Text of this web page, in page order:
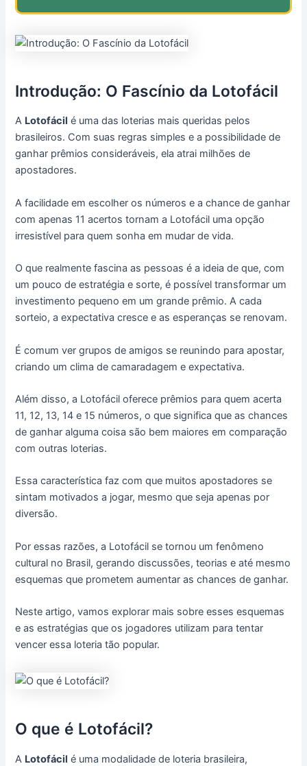
Introdução: O Fascínio da Lotofácil
A Lotofácil é uma das loterias mais queridas pelos
brasileiros. Com suas regras simples e a possibilidade de
ganhar prêmios consideráveis, ela atrai milhões de
apostadores.
A facilidade em escolher os números e a chance de ganhar
com apenas 11 acertos tornam a Lotofácil uma opção
irresistível para quem sonha em mudar de vida.
O que realmente fascina as pessoas é a ideia de que, com
um pouco de estratégia e sorte, é possível transformar um
investimento pequeno em um grande prêmio. A cada
sorteio, a expectativa cresce e as esperanças se renovam.
É comum ver grupos de amigos se reunindo para apostar,
criando um clima de camaradagem e expectativa.
Além disso, a Lotofácil oferece prêmios para quem acerta
11, 12, 13, 14 e 15 números, o que significa que as chances
de ganhar alguma coisa são bem maiores em comparação
com outras loterias.
Essa característica faz com que muitos apostadores se
sintam motivados a jogar, mesmo que seja apenas por
diversão.
Por essas razões, a Lotofácil se tornou um fenômeno
cultural no Brasil, gerando discussões, teorias e até mesmo
esquemas que prometem aumentar as chances de ganhar.
Neste artigo, vamos explorar mais sobre esses esquemas
e as estratégias que os jogadores utilizam para tentar
vencer essa loteria tão popular.
O que é Lotofácil?
A Lotofácil é uma modalidade de loteria brasileira,